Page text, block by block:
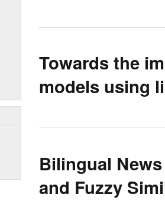
Towards the
models using
Bilingual
and Fuzzy